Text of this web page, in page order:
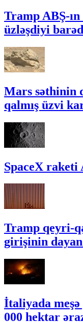
Tramp ABŞ-ın
üzləşdiyi
Mars səthinin
qalmış üzvi
SpaceX raketi
Tramp qeyri-
girişinin
İtaliyada meşə
000 hektar